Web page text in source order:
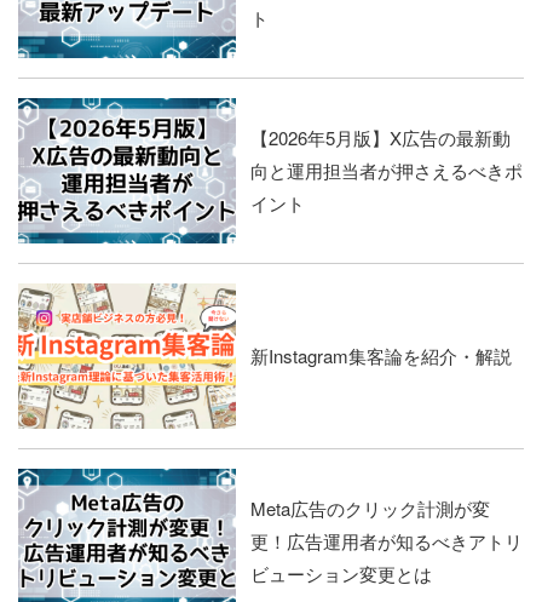
ト
【2026年5月版】X広告の最新動
向と運用担当者が押さえるべきポ
イント
新Instagram集客論を紹介・解説
Meta広告のクリック計測が変
更！広告運用者が知るべきアトリ
ビューション変更とは